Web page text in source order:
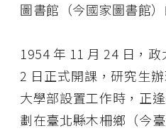
圖書館（今國家圖書館
1954 年 11 月 24 日，
2 日正式開課，研究生
大學部設置工作時，正
劃在臺北縣木柵鄉（今